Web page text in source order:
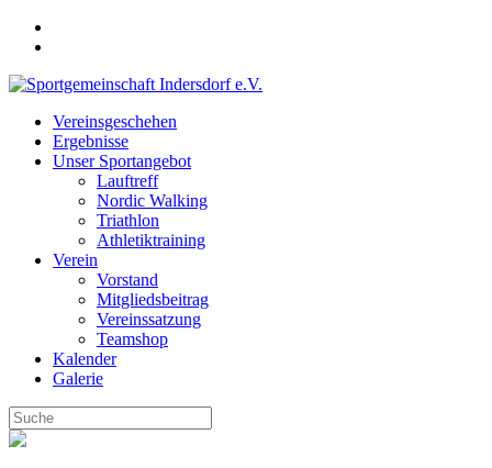
Vereinsgeschehen
Ergebnisse
Unser Sportangebot
Lauftreff
Nordic Walking
Triathlon
Athletiktraining
Verein
Vorstand
Mitgliedsbeitrag
Vereinssatzung
Teamshop
Kalender
Galerie